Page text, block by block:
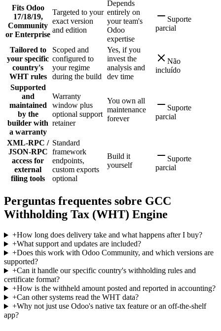
Fits Odoo
17/18/19,
Community
or Enterprise
Targeted to your
exact version
and edition
Depends
entirely on
your team's
Odoo
expertise
Suporte
parcial
Tailored to
your specific
country's
WHT rules
Scoped and
configured to
your regime
during the build
Yes, if you
invest the
analysis and
dev time
Não
incluído
Supported
and
maintained
by the
builder with
a warranty
Warranty
window plus
optional support
retainer
You own all
maintenance
forever
Suporte
parcial
XML-RPC /
JSON-RPC
access for
external
filing tools
Standard
framework
endpoints,
custom exports
optional
Build it
yourself
Suporte
parcial
Perguntas frequentes sobre GCC
Withholding Tax (WHT) Engine
+How long does delivery take and what happens after I buy?
+What support and updates are included?
+Does this work with Odoo Community, and which versions are
supported?
+Can it handle our specific country's withholding rules and
certificate format?
+How is the withheld amount posted and reported in accounting?
+Can other systems read the WHT data?
+Why not just use Odoo's native tax feature or an off-the-shelf
app?